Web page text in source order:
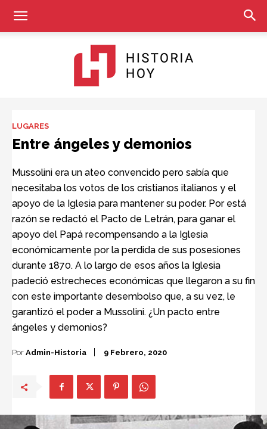
Hoy
LUGARES
Entre ángeles y demonios
Mussolini era un ateo convencido pero sabía que
necesitaba los votos de los cristianos italianos y el
apoyo de la Iglesia para mantener su poder. Por está
razón se redactó el Pacto de Letrán, para ganar el
apoyo del Papá recompensando a la Iglesia
económicamente por la perdida de sus posesiones
durante 1870. A lo largo de esos años la Iglesia
padeció estrecheces económicas que llegaron a su fin
con este importante desembolso que, a su vez, le
garantizó el poder a Mussolini. ¿Un pacto entre
ángeles y demonios?
Por Admin-Historia 9 Febrero, 2020